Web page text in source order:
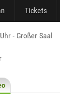
Tickets
- Großer Saal